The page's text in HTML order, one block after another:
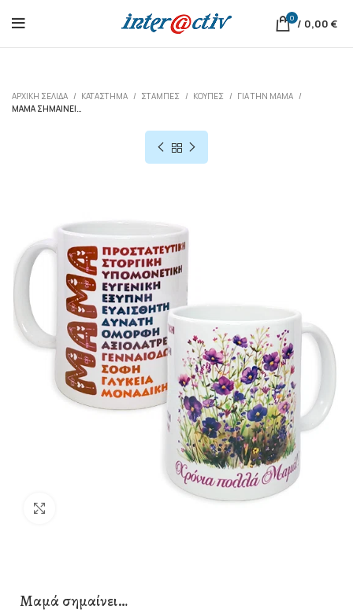
0 / 0,00 €
ΑΡΧΙΚΉ ΣΕΛΊΔΑ ΚΑΤΆΣΤΗΜΑ ΣΤΑΜΠΕΣ ΚΟΎΠΕΣ
ΓΙΑ ΤΗΝ ΜΑΜΆ
ΜΑΜΆ ΣΗΜΑΊΝΕΙ…
Μαμά σημαίνει…